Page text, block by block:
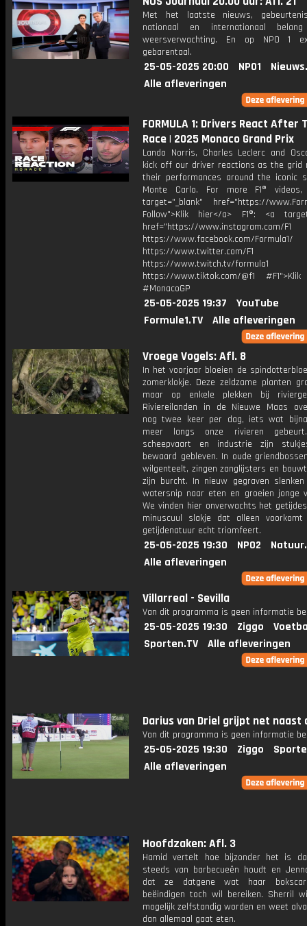
Met het laatste nieuws,
nationaal en internationaal
weersverwachting. En op NPO 1
gebarentaal.
25-05-2025 20:00 NPO1
Alle afleveringen
FORMULA 1: Drivers React After
Race | 2025 Monaco Grand Prix
Lando Norris, Charles Leclerc and
kick off our driver reactions as the grid
their performances around the iconic
Monte Carlo. For more F1®
target="_blank" href="https://
Follow">Klik hier</a> F1®: <a
href="https://www.instagram.com/F1
https://www.facebook.com/Formula1/
https://www.twitter.com/F1
https://www.twitch.tv/formula1
https://www.tiktok.com/@f1
#MonacoGP
25-05-2025 19:37
YouTube
Formule1.TV
Alle afleveringen
Vroege Vogels: Afl. 8
In het voorjaar bloeien de
zomerklokje. Deze zeldzame planten
maar op enkele plekken bij
Riviereilanden in de Nieuwe Maas
nog twee keer per dag, iets wat
meer langs onze rivieren
scheepvaart en industrie zijn
bewaard gebleven. In oude
wilgenteelt, zingen zanglijsters en
zijn burcht. In nieuw gegraven
watersnip naar eten en groeien jonge
We vinden hier onverwachts het
minuscuul slakje dat alleen
getijdenatuur echt triomfeert.
25-05-2025 19:30 NPO2
Alle afleveringen
Villarreal - Sevilla
Van dit programma is geen informatie
25-05-2025 19:30 Ziggo
Sporten.TV
Alle afleveringen
Darius van Driel grijpt net naast
Van dit programma is geen informatie
25-05-2025 19:30 Ziggo
Alle afleveringen
Hoofdzaken: Afl. 3
Hamid vertelt hoe bijzonder het is
steeds van barbecueën houdt en
dat ze datgene wat haar
beëindigen toch wil bereiken. Sherril
mogelijk zelfstandig worden en weet
dan allemaal gaat eten.